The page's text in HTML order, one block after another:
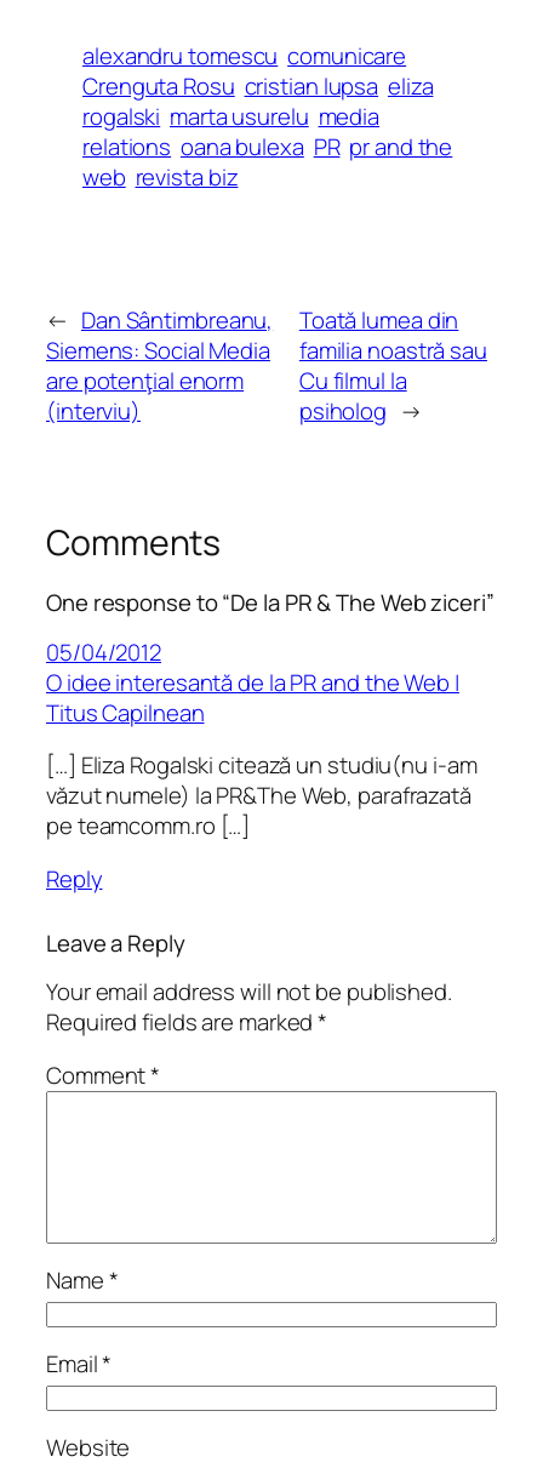
alexandru tomescu comunicare
Crenguta Rosu cristian lupsa eliza
rogalski marta usurelu media
relations oana bulexa PR pr and the
web revista biz
← Dan Sântimbreanu,
Siemens: Social Media
are potenţial enorm
(interviu)
Toată lumea din
familia noastră sau
Cu filmul la
psiholog →
Comments
One response to “De la PR & The Web ziceri”
05/04/2012
O idee interesantă de la PR and the Web |
Titus Capilnean
[…] Eliza Rogalski citează un studiu(nu i-am
văzut numele) la PR&The Web, parafrazată
pe teamcomm.ro […]
Reply
Leave a Reply
Your email address will not be published.
Required fields are marked*
Comment*
Name*
Email*
Website